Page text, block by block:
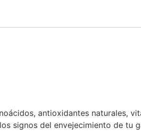
antioxidantes naturales,
signos del envejecimiento de tu